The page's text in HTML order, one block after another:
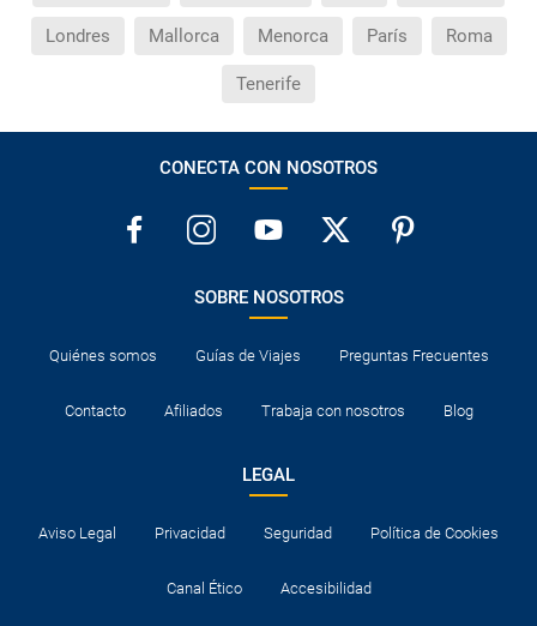
Londres Mallorca Menorca París Roma
Tenerife
CONECTA CON NOSOTROS
SOBRE NOSOTROS
Quiénes somos Guías de Viajes Preguntas Frecuentes
Contacto Afiliados Trabaja con nosotros Blog
LEGAL
Aviso Legal Privacidad Seguridad Política de Cookies
Canal Ético Accesibilidad